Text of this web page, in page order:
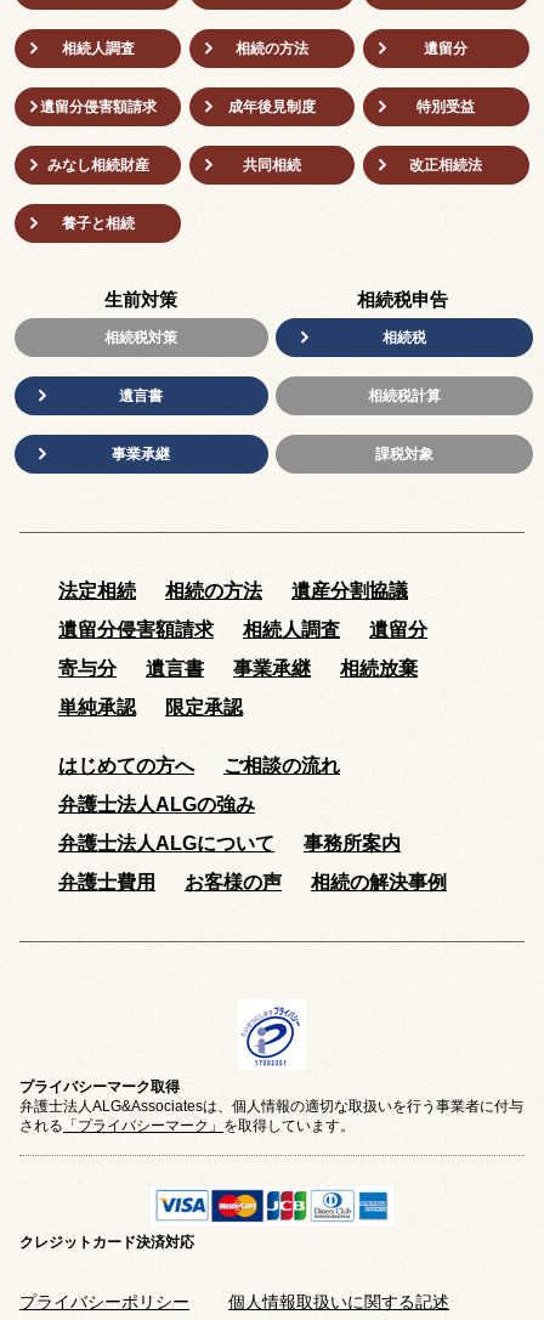
相続人調査 相続の方法 遺留分
遺留分侵害額請求 成年後⾒制度 特別受益
みなし相続財産 共同相続 改正相続法
養子と相続
生前対策
相続税対策
遺言書
事業承継
相続税申告
相続税
相続税計算
課税対象
法定相続 相続の方法
遺産分割協議
遺留分侵害額請求
相続人調査
遺留分
寄与分
遺言書 事業承継
相続放棄
単純承認
限定承認
はじめての方へ
ご相談の流れ
弁護士法人ALGの強み
弁護士法人ALGについて
事務所案内
弁護士費用
お客様の声 相続の解決事例
プライバシーマーク取得
弁護士法人ALG&Associatesは、個人情報の適切な取扱いを行う事業者に付与
される 「プライバシーマーク」 を取得しています。
クレジットカード決済対応
プライバシーポリシー 個人情報取扱いに関する記述